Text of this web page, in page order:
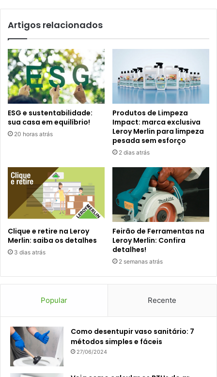
Artigos relacionados
ESG e sustentabilidade:
sua casa em equilíbrio!
20 horas atrás
Produtos de Limpeza
Impact: marca exclusiva
Leroy Merlin para limpeza
pesada sem esforço
2 dias atrás
Clique e retire na Leroy
Merlin: saiba os detalhes
3 dias atrás
Feirão de Ferramentas na
Leroy Merlin: Confira
detalhes!
2 semanas atrás
Popular Recente
Como desentupir vaso sanitário: 7
métodos simples e fáceis
27/06/2024